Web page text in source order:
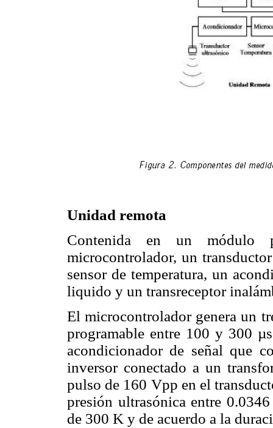
Unidad remota
Contenida en un módulo
microcontrolador, un
sensor de temperatura, un
liquido y un transreceptor
El microcontrolador genera un
programable entre 100 y 300
acondicionador de señal que
inversor conectado a un
pulso de 160 Vpp en el
presión ultrasónica entre
de 300 K y de acuerdo a la